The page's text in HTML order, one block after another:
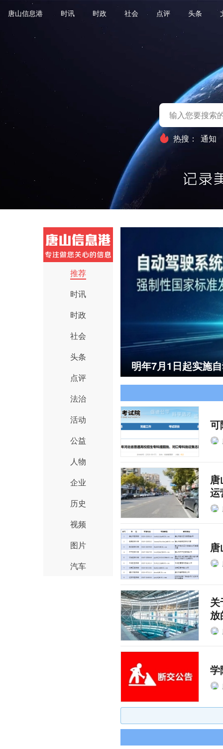
唐山信息港 时讯 时政 社会 点评 头条
热搜： 通知
推荐
时讯
时政
社会
头条
点评
法治
活动
公益
人物
企业
历史
视频
图片
汽车
明年7月1日起实施
唐山首批18条道路
可
运
学